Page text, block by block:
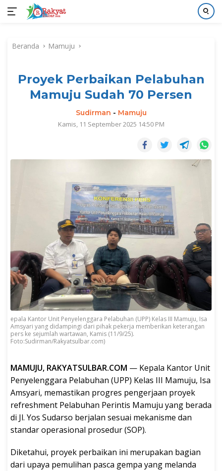
kontenBeranda Mamuju
Proyek Perbaikan Pelabuhan
Mamuju Sudah 70 Persen
Sudirman - Mamuju
Kamis, 11 September 2025 14:50 PM
epala Kantor Unit Penyelenggara Pelabuhan (UPP) Kelas III Mamuju, Isa
Amsyari yang didampingi dari pihak pekerja memberikan keterangan
pers ke sejumlah wartawan, Kamis (11/9/25).
Foto:Sudirman/Rakyatsulbar.com)
MAMUJU, RAKYATSULBAR.COM — Kepala Kantor Unit
Penyelenggara Pelabuhan (UPP) Kelas III Mamuju, Isa
Amsyari, memastikan progres pengerjaan proyek
refreshment Pelabuhan Perintis Mamuju yang berada
di Jl. Yos Sudarso berjalan sesuai mekanisme dan
standar operasional prosedur (SOP).
Diketahui, proyek perbaikan ini merupakan bagian
dari upaya pemulihan pasca gempa yang melanda